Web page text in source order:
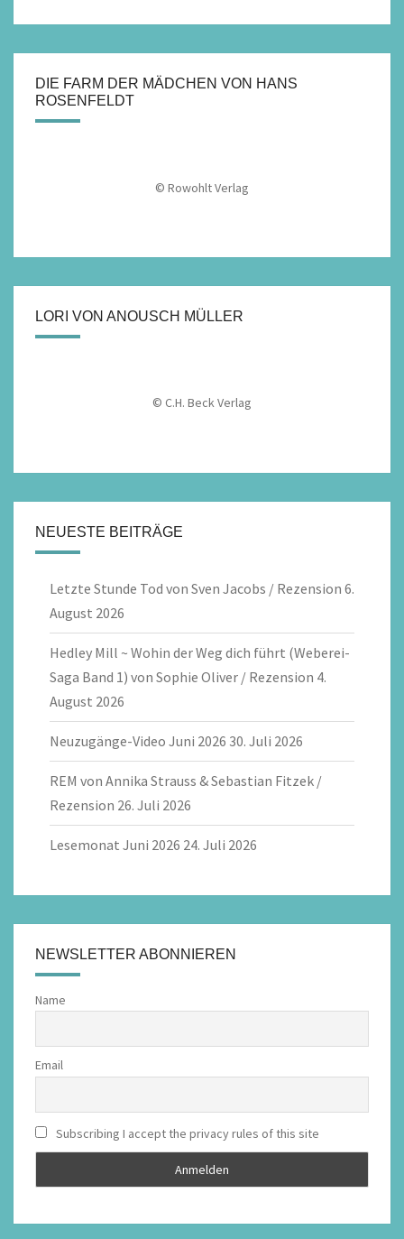
DIE FARM DER MÄDCHEN VON HANS
ROSENFELDT
© Rowohlt Verlag
LORI VON ANOUSCH MÜLLER
© C.H. Beck Verlag
NEUESTE BEITRÄGE
Letzte Stunde Tod von Sven Jacobs / Rezension 6.
August 2026
Hedley Mill ~ Wohin der Weg dich führt (Weberei-
Saga Band 1) von Sophie Oliver / Rezension 4.
August 2026
Neuzugänge-Video Juni 2026 30. Juli 2026
REM von Annika Strauss & Sebastian Fitzek /
Rezension 26. Juli 2026
Lesemonat Juni 2026 24. Juli 2026
NEWSLETTER ABONNIEREN
Name
Email
Subscribing I accept the privacy rules of this site